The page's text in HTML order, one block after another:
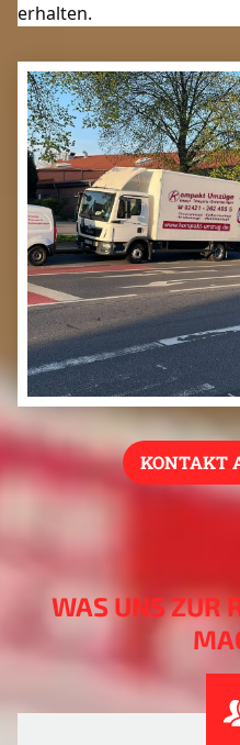
erhalten.
KONTAKT
WAS UNS ZUR